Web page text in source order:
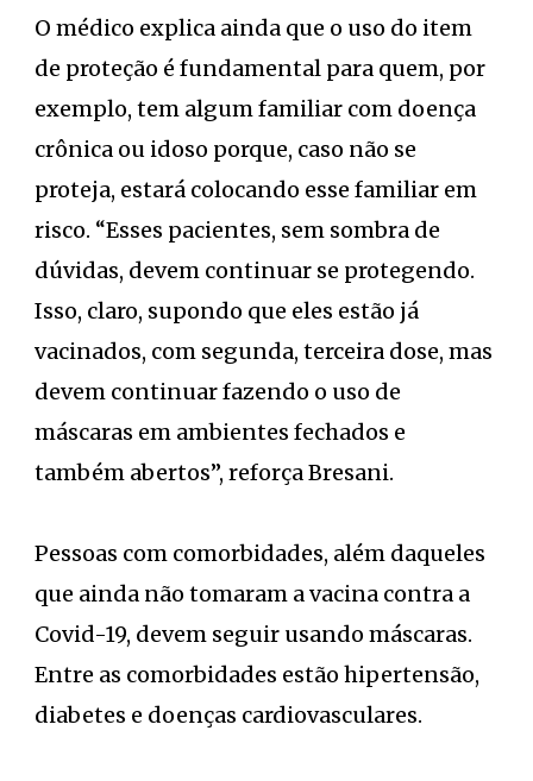
O médico explica ainda que o uso do item
de proteção é fundamental para quem, por
exemplo, tem algum familiar com doença
crônica ou idoso porque, caso não se
proteja, estará colocando esse familiar em
risco. “Esses pacientes, sem sombra de
dúvidas, devem continuar se protegendo.
Isso, claro, supondo que eles estão já
vacinados, com segunda, terceira dose, mas
devem continuar fazendo o uso de
máscaras em ambientes fechados e
também abertos”, reforça Bresani.
Pessoas com comorbidades, além daqueles
que ainda não tomaram a vacina contra a
Covid-19, devem seguir usando máscaras.
Entre as comorbidades estão hipertensão,
diabetes e doenças cardiovasculares.